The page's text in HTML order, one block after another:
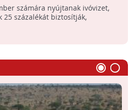
számára nyújtanak ivóvizet,
százalékát biztosítják,